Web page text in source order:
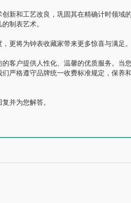
新和工艺改良，巩固其在精确计时领域的
制表艺术。
将为钟表收藏家带来更多惊喜与满足。
客户提供人性化、温馨的优质服务。当您
严格遵守品牌统一收费标准规定，保养和
并为您解答。